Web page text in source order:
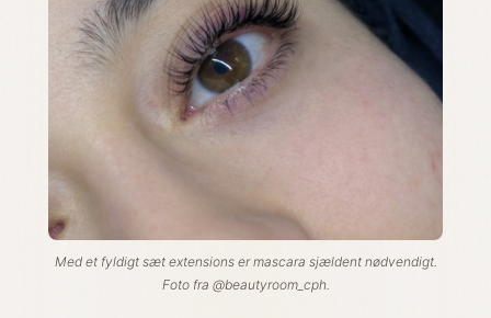
Med et fyldigt sæt extensions er mascara sjældent nødvendigt.
Foto fra @beautyroom_cph.